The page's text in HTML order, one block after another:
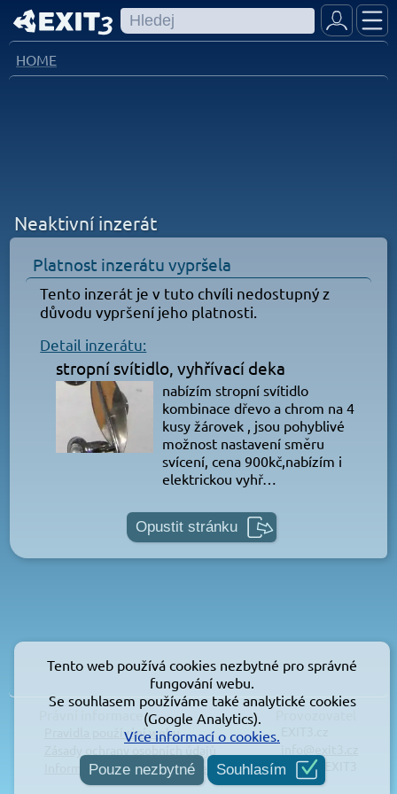
HOME
Neaktivní inzerát
Platnost inzerátu vypršela
Tento inzerát je v tuto chvíli nedostupný z
důvodu vypršení jeho platnosti.
Detail inzerátu:
stropní svítidlo, vyhřívací deka
nabízím stropní svítidlo
kombinace dřevo a chrom na 4
kusy žárovek , jsou pohyblivé
možnost nastavení směru
svícení, cena 900kč,nabízím i
elektrickou vyhř…
Opustit stránku
Právní informace
Pravidla používání webu
Informace o používání cookies
© 2026 EXIT3
Tento web používá cookies nezbytné pro správné
fungování webu.
Se souhlasem používáme také analytické cookies
(Google Analytics).
Více informací o cookies.
Pouze nezbytné Souhlasím